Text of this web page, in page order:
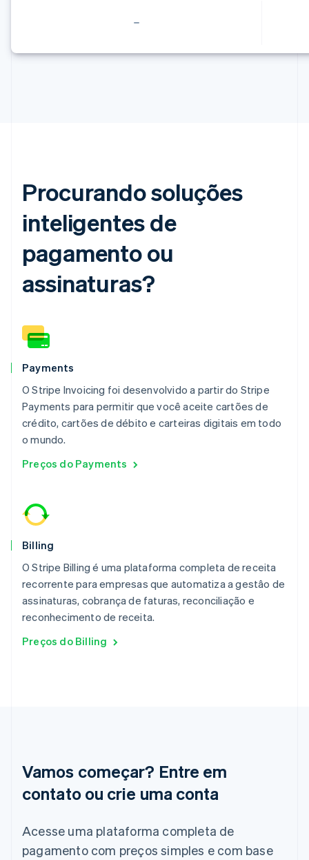
Procurando soluções
inteligentes de
pagamento ou
assinaturas?
Payments
O Stripe Invoicing foi desenvolvido a partir do Stripe
Payments para permitir que você aceite cartões de
crédito, cartões de débito e carteiras digitais em todo
o mundo.
Preços do Payments
Billing
O Stripe Billing é uma plataforma completa de receita
recorrente para empresas que automatiza a gestâo de
assinaturas, cobrança de faturas, reconciliação e
reconhecimento de receita.
Preços do Billing
Vamos começar? Entre em
contato ou crie uma conta
Acesse uma plataforma completa de
pagamento com preços simples e com base
Croácia
English Italiano
Espanha
Español
Estados Unidos
简体中文
Estônia
Finlândia
Français
Gibraltar
Grécia
Hungria
English
Índia
English
English
Japão
日本語
English
Liechtenstein
Deutsch English
Lituânia
Luxemburgo
Français Deutsch
Malásia
English
Países Baixos
NederlandsEnglish
English
Portugal